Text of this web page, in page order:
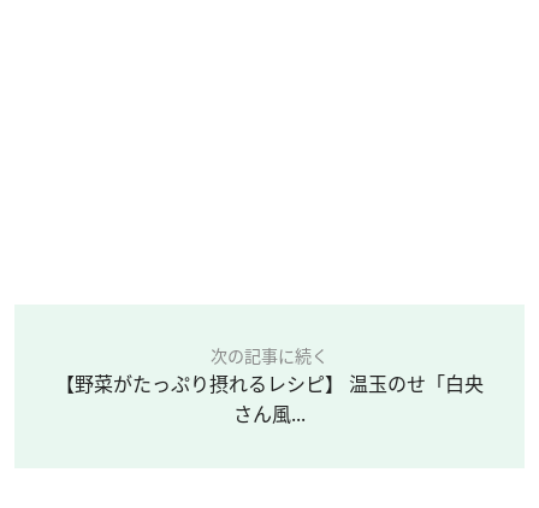
次の記事に続く
【野菜がたっぷり摂れるレシピ】 温玉のせ「白央
さん風...